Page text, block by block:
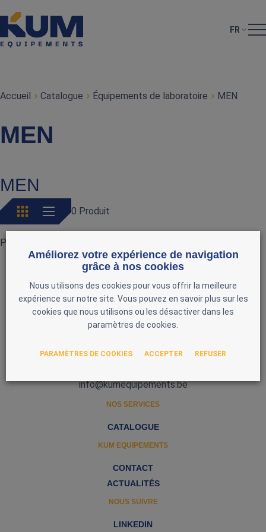
FR
Accueil Catalogue Équipements de laboratoire MEN
MEN
MEN
0 Produit
Pas de produits actuellement
Zone d'Activité Nord 3
Belgique
info@kumequipements.be
NOS SERVICES
CATALOGUE
KUM EQUIPEMENTS
CONTACT
ACTUALITÉS
NOUS SUIVRE
LINKEDIN
Améliorez votre expérience de navigation
grâce à nos cookies
Nous utilisons des cookies pour vous offrir la meilleure
expérience sur notre site. Vous pouvez en savoir plus sur les
cookies que nous utilisons ou les désactiver dans les
paramètres de cookies.
PARAMÈTRES DE COOKIES ACCEPTER REFUSER